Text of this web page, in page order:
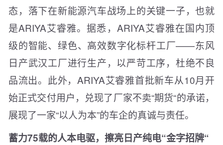
态，落下在新能源汽车战场上的关键一子，也就
是ARIYA艾睿雅。据悉，ARIYA艾睿雅在国内顶
级的智能、绿色、高效数字化标杆工厂——东风
日产武汉工厂进行生产，以严苛工序，杜绝不良
品流出。此外，ARIYA艾睿雅首批新车从10月开
始正式交付用户，兑现了厂家不卖“期货“的承诺，
展现了一家“以人为本”的车企的真诚与责任。
蓄力75载的人本电驱，擦亮日产纯电“金字招牌“